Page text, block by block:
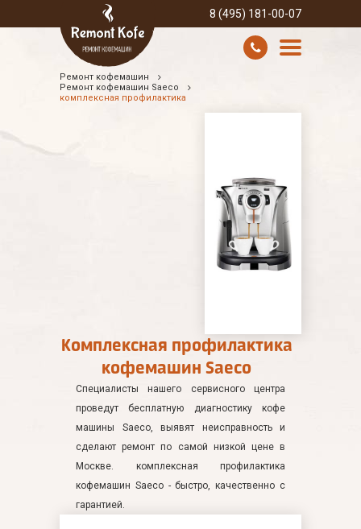
8 (495) 181-00-07
УСЛУГИ И ЦЕНЫ
Ремонт кофемашин
Ремонт кофемашин Saeco
комплексная профилактика
Комплексная профилактика
кофемашин Saeco
Специалисты нашего сервисного центра
проведут бесплатную диагностику кофе
машины Saeco, выявят неисправность и
сделают ремонт по самой низкой цене в
Москве. комплексная профилактика
кофемашин Saeco - быстро, качественно с
гарантией.